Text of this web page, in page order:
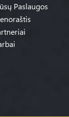
Paslaugos